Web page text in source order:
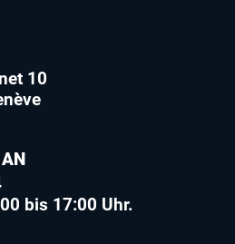
10
bis 17:00 Uhr.